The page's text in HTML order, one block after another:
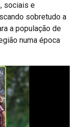
sociais e
sobretudo a
a população de
numa época